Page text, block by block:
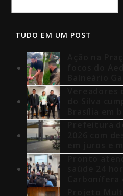
TUDO EM UM POST